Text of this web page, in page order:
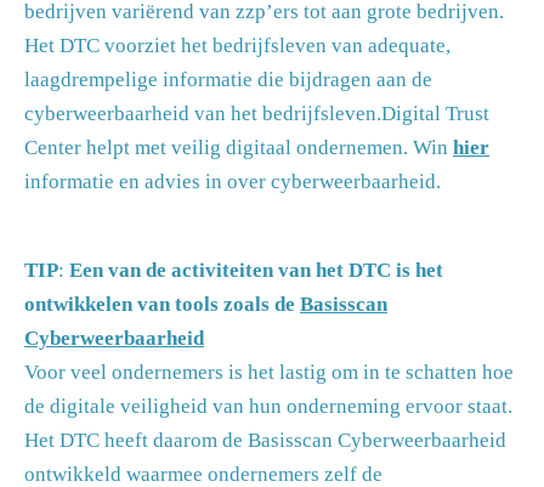
bedrijven variërend van zzp’ers tot aan grote bedrijven.
Het DTC voorziet het bedrijfsleven van adequate,
laagdrempelige informatie die bijdragen aan de
cyberweerbaarheid van het bedrijfsleven.Digital Trust
Center helpt met veilig digitaal ondernemen. Win hier
informatie en advies in over cyberweerbaarheid.
TIP: Een van de activiteiten van het DTC is het
ontwikkelen van tools zoals de Basisscan
Cyberweerbaarheid
Voor veel ondernemers is het lastig om in te schatten hoe
de digitale veiligheid van hun onderneming ervoor staat.
Het DTC heeft daarom de Basisscan Cyberweerbaarheid
ontwikkeld waarmee ondernemers zelf de